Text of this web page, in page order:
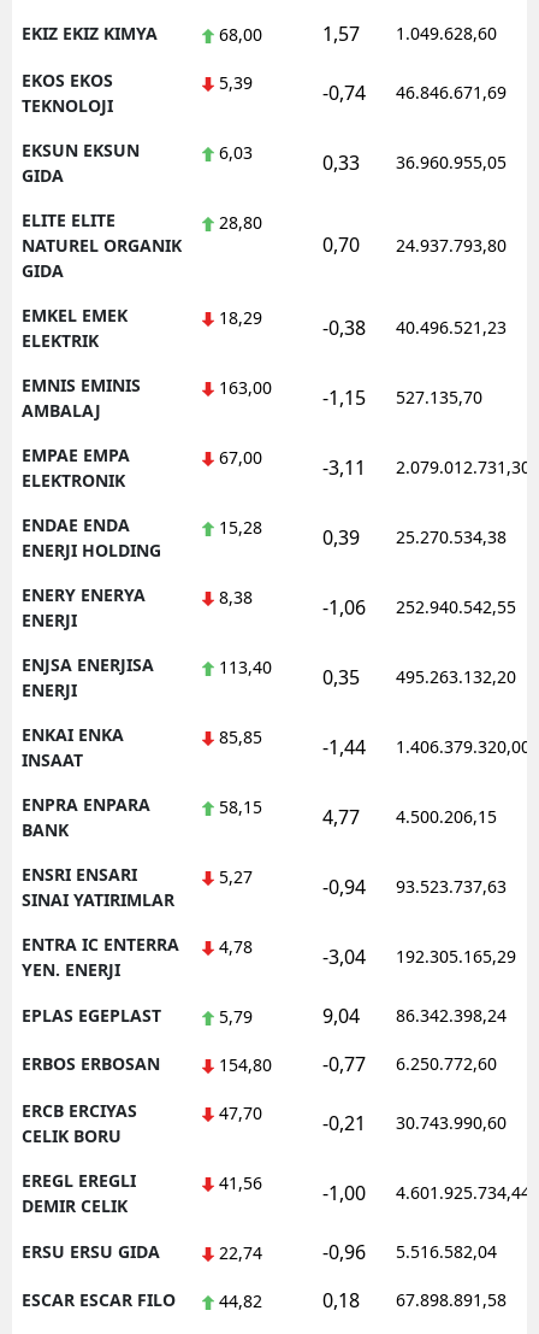
EKIZ EKIZ KIMYA 68,00 1,57 1.049.628,60
EKOS EKOS
TEKNOLOJI
5,39 -0,74 46.846.671,69
EKSUN EKSUN
GIDA
6,03 0,33 36.960.955,05
ELITE ELITE
NATUREL ORGANIK
GIDA
28,80
0,70 24.937.793,80
EMKEL EMEK
ELEKTRIK
18,29 -0,38 40.496.521,23
EMNIS EMINIS
AMBALAJ
163,00 -1,15 527.135,70
EMPAE EMPA
ELEKTRONIK
67,00 -3,11 2.079.012.731,30
ENDAE ENDA
ENERJI HOLDING
15,28 0,39 25.270.534,38
ENERY ENERYA
ENERJI
8,38 -1,06 252.940.542,55
ENJSA ENERJISA
ENERJI
113,40 0,35 495.263.132,20
ENKAI ENKA
INSAAT
85,85 -1,44 1.406.379.320,00
ENPRA ENPARA
BANK
58,15 4,77 4.500.206,15
ENSRI ENSARI
SINAI YATIRIMLAR
5,27 -0,94 93.523.737,63
ENTRA IC ENTERRA
YEN. ENERJI
4,78 -3,04 192.305.165,29
EPLAS EGEPLAST 5,79 9,04 86.342.398,24
ERBOS ERBOSAN 154,80 -0,77 6.250.772,60
ERCB ERCIYAS
CELIK BORU
47,70 -0,21 30.743.990,60
EREGL EREGLI
DEMIR CELIK
41,56 -1,00 4.601.925.734,44
ERSU ERSU GIDA 22,74 -0,96 5.516.582,04
ESCAR ESCAR FILO 44,82 0,18 67.898.891,58